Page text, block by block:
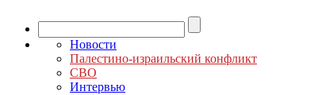
Новости
Палестино-израильский конфликт
СВО
Интервью